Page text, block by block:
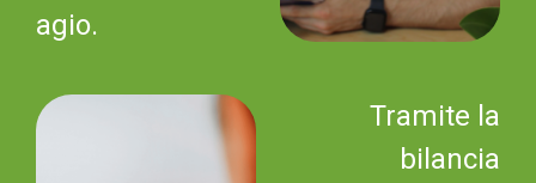
agio.
Tramite la
bilancia